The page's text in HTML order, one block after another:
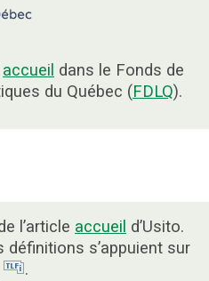
accueil dans le Fonds de
du Québec (FDLQ).
l’article accueil d’Usito.
définitions s’appuient sur
.